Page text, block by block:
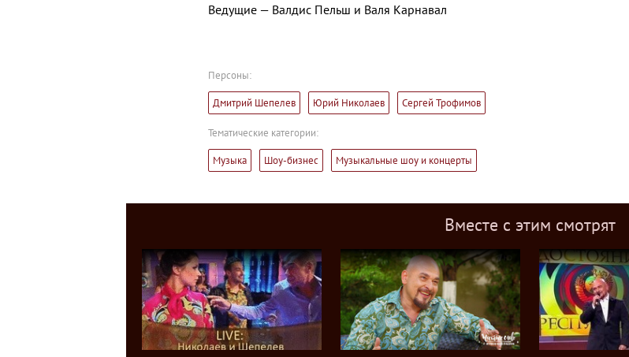
Ведущие — Валдис Пельш и Валя Карнавал
Персоны:
Дмитрий Шепелев Юрий Николаев Сергей Трофимов
Тематические категории:
Музыка Шоу-бизнес Музыкальные шоу и концерты
Вместе с этим смотрят